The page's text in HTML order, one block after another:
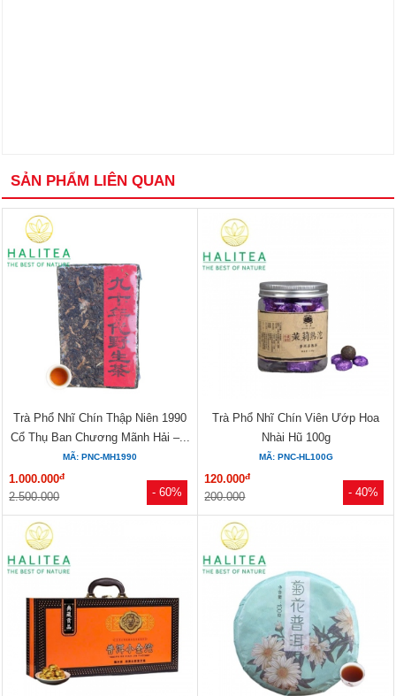
SẢN PHẨM LIÊN QUAN
- 60%
Trà Phổ Nhĩ Chín Thập Niên 1990
Cổ Thụ Ban Chương Mãnh Hải –...
MÃ: PNC-MH1990
1.000.000đ
2.500.000 - 40%
Trà Phổ Nhĩ Chín Viên Ướp Hoa
Nhài Hũ 100g
MÃ: PNC-HL100G
120.000đ
200.000